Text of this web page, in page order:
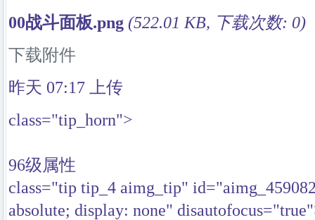
00战斗面板.png (522.01 KB, 下载次数: 0)
下载附件
昨天 07:17 上传
class="tip_horn">
96级属性
class="tip tip_4 aimg_tip"
absolute; display: none"